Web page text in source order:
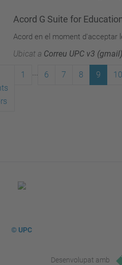
Acord G Suite for
Acord en el moment d'acceptar
Ubicat a Correu UPC v3 (gmail)
1 6 7 8 9 10
© UPC
Desenvolupat amb